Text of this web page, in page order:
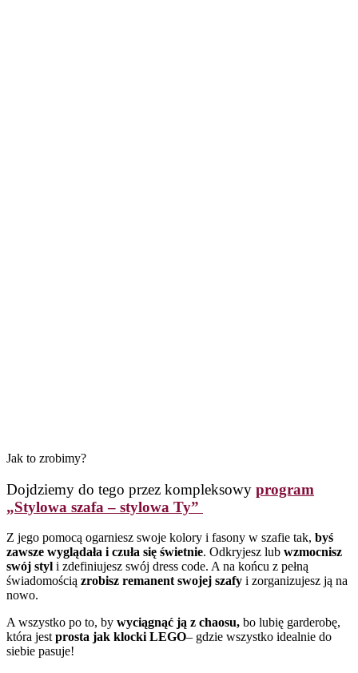
Jak to zrobimy?
Dojdziemy do tego przez kompleksowy program
„Stylowa szafa – stylowa Ty”
Z jego pomocą ogarniesz swoje kolory i fasony w szafie tak, byś
zawsze wyglądała i czuła się świetnie. Odkryjesz lub wzmocnisz
swój styl i zdefiniujesz swój dress code. A na końcu z pełną
świadomością zrobisz remanent swojej szafy i zorganizujesz ją na
nowo.
A wszystko po to, by wyciągnąć ją z chaosu, bo lubię garderobę,
która jest prosta jak klocki LEGO– gdzie wszystko idealnie do
siebie pasuje!